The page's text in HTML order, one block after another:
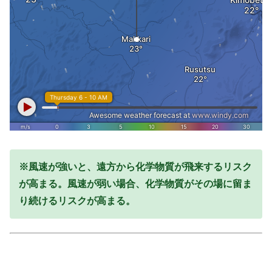
※風速が強いと、遠方から化学物質が飛来するリスク
が高まる。風速が弱い場合、化学物質がその場に留ま
り続けるリスクが高まる。